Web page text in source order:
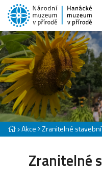
Akce Zranitelné
Zranitelné